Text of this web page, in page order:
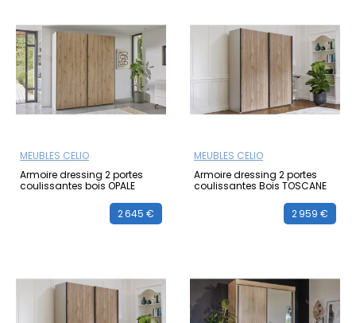
MEUBLES CELIO
Armoire dressing 2 portes
coulissantes bois OPALE
2 645 €
MEUBLES CELIO
Armoire dressing 2 portes
coulissantes Bois TOSCANE
2 959 €